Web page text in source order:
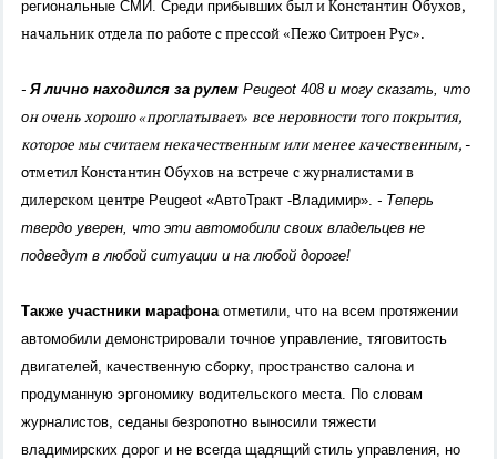
региональные СМИ. Среди прибывших был и Константин Обухов,
начальник отдела по работе с прессой «Пежо Ситроен Рус».
- Я лично находился за рулем Peugeot 408 и могу сказать, что
он очень хорошо «проглатывает» все неровности того покрытия,
которое мы считаем некачественным или менее качественным, -
отметил Константин Обухов на встрече с журналистами в
дилерском центре Peugeot «АвтоТракт -Владимир». - Теперь
твердо уверен, что эти автомобили своих владельцев не
подведут в любой ситуации и на любой дороге!
Также участники марафона отметили, что на всем протяжении
автомобили демонстрировали точное управление, тяговитость
двигателей, качественную сборку, пространство салона и
продуманную эргономику водительского места. По словам
журналистов, седаны безропотно выносили тяжести
владимирских дорог и не всегда щадящий стиль управления, но